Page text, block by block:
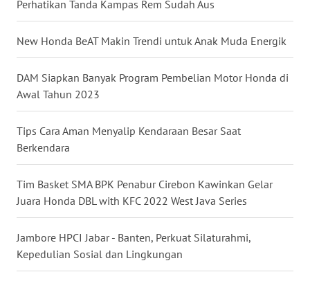
Perhatikan Tanda Kampas Rem Sudah Aus
New Honda BeAT Makin Trendi untuk Anak Muda Energik
DAM Siapkan Banyak Program Pembelian Motor Honda di
Awal Tahun 2023
Tips Cara Aman Menyalip Kendaraan Besar Saat
Berkendara
Tim Basket SMA BPK Penabur Cirebon Kawinkan Gelar
Juara Honda DBL with KFC 2022 West Java Series
Jambore HPCI Jabar - Banten, Perkuat Silaturahmi,
Kepedulian Sosial dan Lingkungan
GORONTALO
WN
SULUT
WN
MALUKU
WN
MALUT
WN
DAIRI